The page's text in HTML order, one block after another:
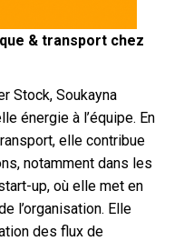
& transport chez
Stock, Soukayna
énergie à l’équipe. En
elle contribue
notamment dans les
up, où elle met en
l’organisation. Elle
des flux de